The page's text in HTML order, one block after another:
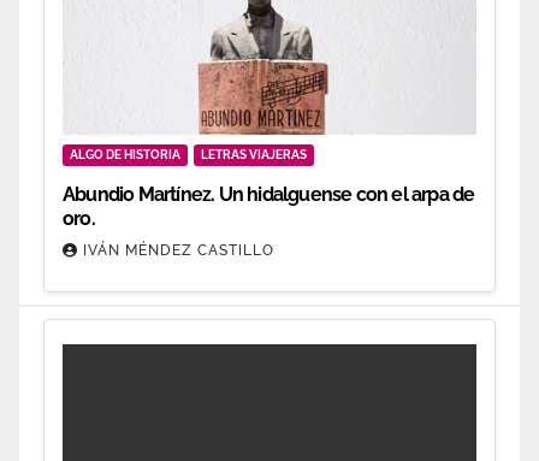
ALGO DE HISTORIA LETRAS VIAJERAS
Abundio Martínez. Un hidalguense con el arpa de
oro.
IVÁN MÉNDEZ CASTILLO